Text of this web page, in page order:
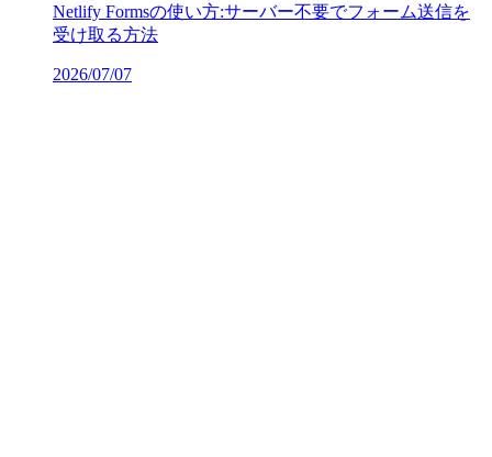
Netlify Formsの使い方:サーバー不要でフォーム送信を
受け取る方法
2026/07/07